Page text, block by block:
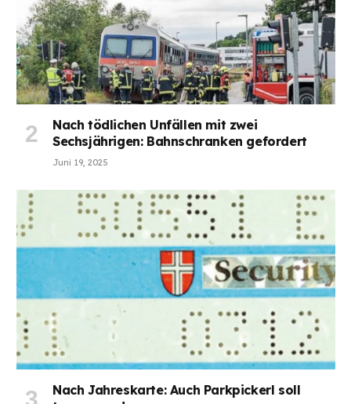
Nach tödlichen Unfällen mit zwei
Sechsjährigen: Bahnschranken gefordert
Juni 19, 2025
Nach Jahreskarte: Auch Parkpickerl soll